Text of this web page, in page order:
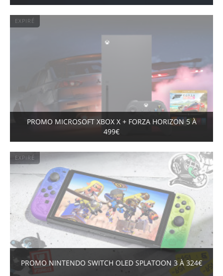
EXPIRÉ
PROMO MICROSOFT XBOX X + FORZA HORIZON 5 À
499€
EXPIRÉ
PROMO NINTENDO SWITCH OLED SPLATOON 3 À 324€